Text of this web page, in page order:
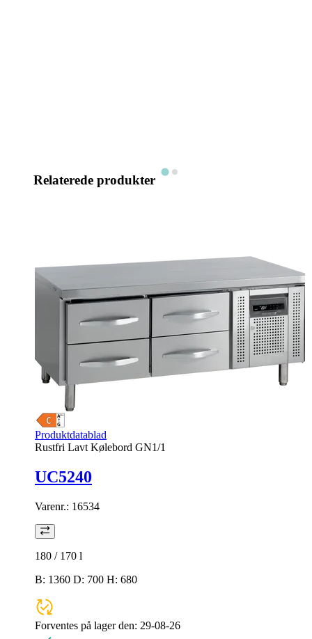
Relaterede produkter
Produktdatablad
Rustfri Lavt Kølebord GN1/1
UC5240
Varenr.: 16534
180 / 170 l
B: 1360 D: 700 H: 680
Forventes på lager den: 29-08-26